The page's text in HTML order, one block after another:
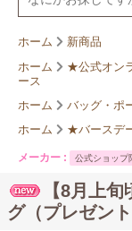
ホーム
新商品
ホーム
★公式オン
ース
ホーム
バッグ・ポ
ホーム
★バースデ
メーカー : 公式ショップ
【8月上
グ（プレゼン